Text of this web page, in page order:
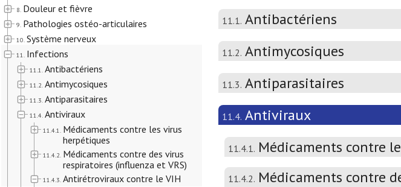
8. Douleur et fièvre
9. Pathologies ostéo-articulaires
10. Système nerveux
11. Infections
11.1. Antibactériens
11.2. Antimycosiques
11.3. Antiparasitaires
11.4. Antiviraux
11.4.1. Médicaments contre les virus
herpétiques
11.4.2. Médicaments contre des virus
respiratoires (influenza et VRS)
11.4.3. Antirétroviraux contre le VIH
11.1. Antibactériens
11.2. Antimycosiques
11.3. Antiparasitaires
11.4. Antiviraux
11.4.1. Médicaments contre
11.4.2. Médicaments contre